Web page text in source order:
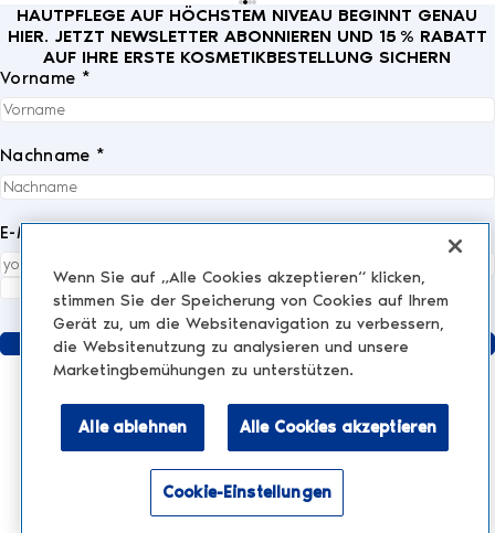
HAUTPFLEGE AUF HÖCHSTEM NIVEAU BEGINNT GENAU
HIER. JETZT NEWSLETTER ABONNIEREN UND 15 % RABATT
AUF IHRE ERSTE KOSMETIKBESTELLUNG SICHERN
Vorname *
Nachname *
E-Mail *
Ich akzeptiere dieDatenschutzrichtlinievollständig.*
Senden
KLINIK
Injektionen und Füllstoffe
AESTHETIC TREATMENTS
Aktivieren Sie den Barrierefreiheitsmodus
Wenn Sie auf „Alle Cookies akzeptieren“ klicken,
stimmen Sie der Speicherung von Cookies auf Ihrem
Gerät zu, um die Websitenavigation zu verbessern,
die Websitenutzung zu analysieren und unsere
Marketingbemühungen zu unterstützen.
Alle ablehnen Alle Cookies akzeptieren
Cookie-Einstellungen